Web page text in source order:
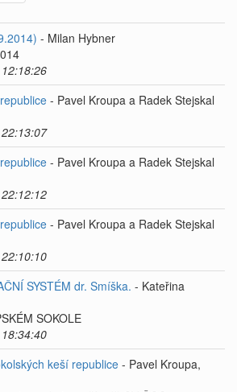
- Milan Hybner
- Pavel Kroupa a Radek Stejskal
- Pavel Kroupa a Radek Stejskal
- Pavel Kroupa a Radek Stejskal
SYSTÉM dr. Smíška. - Kateřina
SOKOLE
keší republice - Pavel Kroupa,